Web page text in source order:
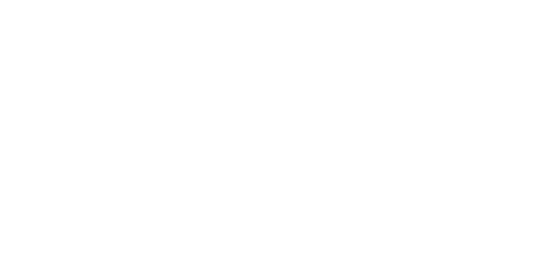
podemos tirar para delante y trabajamos con ilusión
del Granada CF
de 420 millones por el club
el ataque nervionense
de un inválido Consejo
antes del cierre
con el Genoa
campo sevillista
Salónica
nuevo portero y el Getafe mueve ficha... Las últimas novedades del mercado de La Liga